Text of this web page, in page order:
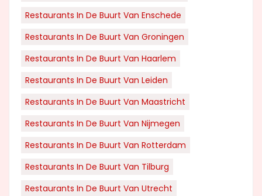
Restaurants In De Buurt Van Enschede
Restaurants In De Buurt Van Groningen
Restaurants In De Buurt Van Haarlem
Restaurants In De Buurt Van Leiden
Restaurants In De Buurt Van Maastricht
Restaurants In De Buurt Van Nijmegen
Restaurants In De Buurt Van Rotterdam
Restaurants In De Buurt Van Tilburg
Restaurants In De Buurt Van Utrecht